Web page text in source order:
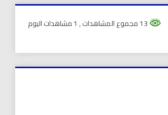
, 1 مشاهدات اليوم